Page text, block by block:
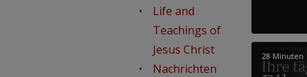
Life and
Teachings of
Jesus Christ
Nachrichten
28 Minuten